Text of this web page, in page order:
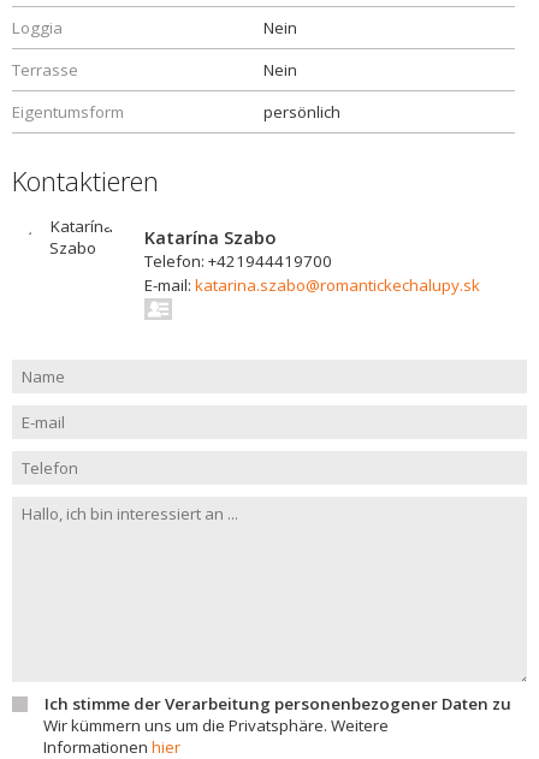
Loggia
Nein
Terrasse
Nein
Eigentumsform
persönlich
Kontaktieren
Katarína Szabo
Telefon: +421944419700
E-mail: katarina.szabo@romantickechalupy.sk
Ich stimme der Verarbeitung personenbezogener Daten zu
Wir kümmern uns um die Privatsphäre. Weitere
Informationen hier